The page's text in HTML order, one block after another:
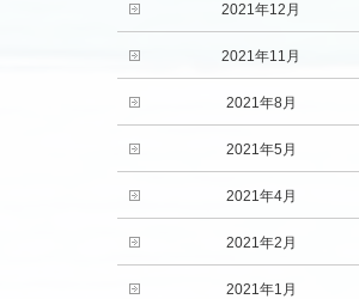
2021年12月
2021年11月
2021年8月
2021年5月
2021年4月
2021年2月
2021年1月